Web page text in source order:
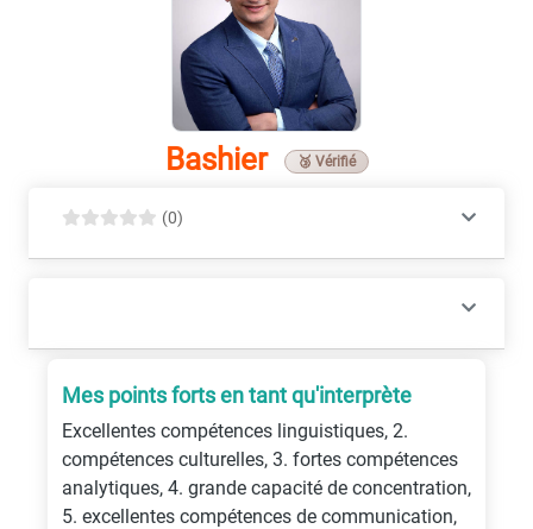
Bashier 🥉 Vérifié
(0)
Mes points forts en tant qu'interprète
Excellentes compétences linguistiques, 2.
compétences culturelles, 3. fortes compétences
analytiques, 4. grande capacité de concentration,
5. excellentes compétences de communication,